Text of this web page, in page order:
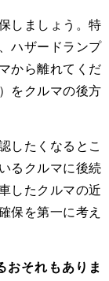
しましょう。特
ハザードランプ
から離れてくだ
をクルマの後方
したくなるとこ
るクルマに後続
したクルマの近
保を第一に考え
おそれもありま